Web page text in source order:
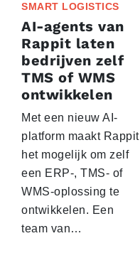
SMART LOGISTICS
AI-agents van
Rappit laten
bedrijven zelf
TMS of WMS
ontwikkelen
Met een nieuw AI-
platform maakt Rappit
het mogelijk om zelf
een ERP-, TMS- of
WMS-oplossing te
ontwikkelen. Een
team van…